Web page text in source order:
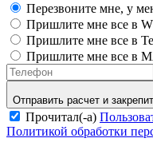
Перезвоните мне, у
Пришлите мне все в
Пришлите мне все в
Пришлите мне все в
Отправить расчет и
Прочитал(-а)
Политикой обработки